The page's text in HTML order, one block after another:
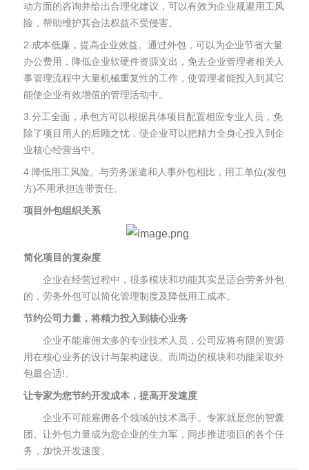
动方面的咨询并给出合理化建议，可以有效为企业规避用工风
险，帮助维护其合法权益不受侵害。
2.成本低廉，提高企业效益。通过外包，可以为企业节省大量
办公费用，降低企业软硬件资源支出，免去企业管理者相关人
事管理流程中大量机械重复性的工作，使管理者能投入到其它
能使企业有效增值的管理活动中。
3.分工全面，承包方可以根据具体项目配置相应专业人员，免
除了项目用人的后顾之忧，使企业可以把精力全身心投入到企
业核心经营当中。
4.降低用工风险。与劳务派遣和人事外包相比，用工单位(发包
方)不用承担连带责任。
项目外包组织关系
简化项目的复杂度
企业在经营过程中，很多模块和功能其实是适合劳务外包
的，劳务外包可以简化管理制度及降低用工成本。
节约公司力量，将精力投入到核心业务
企业不能雇佣太多的专业技术人员，公司应将有限的资源
用在核心业务的设计与架构建设。而周边的模块和功能采取外
包最合适!。
让专家为您节约开发成本，提高开发速度
企业不可能雇佣各个领域的技术高手。专家就是您的智囊
团。让外包力量成为您企业的生力军，同步推进项目的各个任
务，加快开发速度。